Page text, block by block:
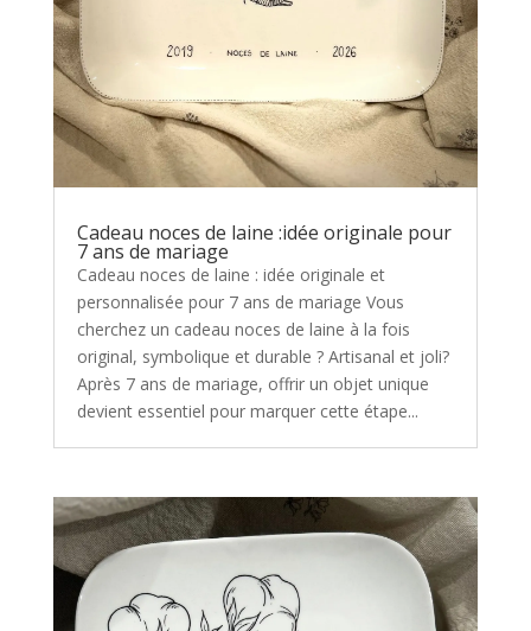
Cadeau noces de laine :idée originale pour
7 ans de mariage
Cadeau noces de laine : idée originale et
personnalisée pour 7 ans de mariage Vous
cherchez un cadeau noces de laine à la fois
original, symbolique et durable ? Artisanal et joli?
Après 7 ans de mariage, offrir un objet unique
devient essentiel pour marquer cette étape...